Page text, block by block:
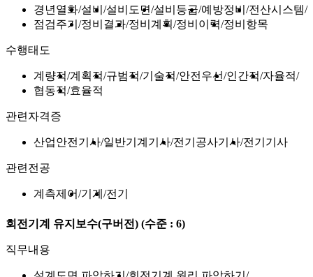
경년열화 설비 설비도면 설비등급 예방정비
전산시스템
점검주기
정비결과 정비계획 정비이력 정비항목
수행태도
계량적 계획적 규범적 기술적 안전우선 인간적 자율적
협동적 효율적
관련자격증
산업안전기사 일반기계기사 전기공사기사 전기기사
관련전공
계측제어 기계 전기
회전기계 유지보수(구버전) (수준 : 6)
직무내용